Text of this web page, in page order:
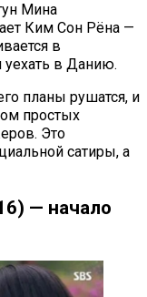
Мина
Ким Сон Рёна —
в
уехать в Данию.
планы рушатся, и
простых
Это
сатиры, а
— начало